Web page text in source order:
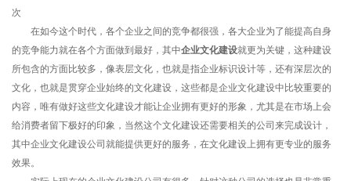
次
在如今这个时代，各个企业之间的竞争都很强，各大企业为了能提高自身
的竞争能力就在各个方面做到最好，其中企业文化建设就更为关键，这种建设
所包含的方面比较多，像表层文化，也就是指企业标识设计等，还有深层次的
文化，也就是贯穿企业始终的文化建设，这些都是企业文化建设中比较重要的
内容，唯有做好这些文化建设才能让企业拥有更好的形象，尤其是在市场上会
给消费者留下极好的印象，当然这个文化建设还需要相关的公司来完成设计，
其中企业文化建设公司就能提供更好的服务，在文化建设上拥有更专业的服务
效果。